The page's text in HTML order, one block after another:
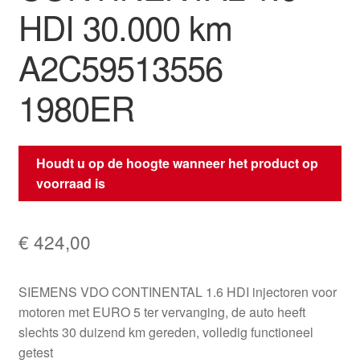
HDI 30.000 km
A2C59513556
1980ER
Houdt u op de hoogte wanneer het product op
voorraad is
€ 424,00
SIEMENS VDO CONTINENTAL 1.6 HDI injectoren voor
motoren met EURO 5 ter vervanging, de auto heeft
slechts 30 duizend km gereden, volledig functioneel
getest